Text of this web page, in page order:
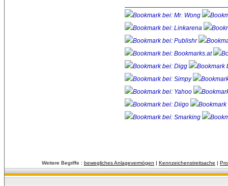
Weitere Begriffe : bewegliches Anlagevermögen | Kennzeichenstreitsache |